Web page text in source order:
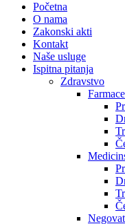
Početna
O nama
Zakonski akti
Kontakt
Naše usluge
Ispitna pitanja
Zdravstvo